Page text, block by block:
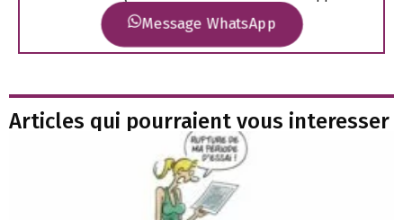
Message WhatsApp
Articles qui pourraient vous interesser